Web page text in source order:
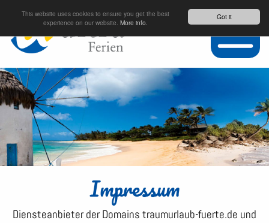
Got it
This website uses cookies to ensure you get the best
experience on our website. More info.
Impressum
Diensteanbieter der Domains traumurlaub-fuerte.de und